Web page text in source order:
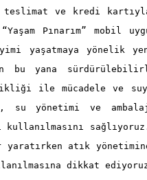
teslimat ve kredi
Pınarım” mobil
yaşatmaya yönelik
bu yana
ile mücadele ve
su yönetimi ve
yaratırken atık
dikkat